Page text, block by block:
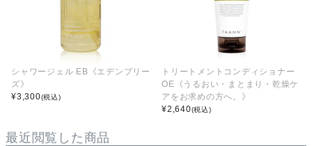
シャワージェル EB《エデンブリー
ズ》
¥3,300(税込)
トリートメントコンディショナー
OE《うるおい・まとまり・乾燥ケ
アをお求めの方へ。》
¥2,640(税込)
最近閲覧した商品